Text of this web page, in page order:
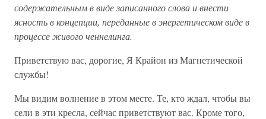
содержательным в виде записанного слова и внести
ясность в концепции, переданные в энергетическом виде в
процессе живого ченнелинга.
Приветствую вас, дорогие, Я Крайон из Магнетической
службы!
Мы видим волнение в этом месте. Те, кто ждал, чтобы вы
сели в эти кресла, сейчас приветствуют вас. Кроме того,